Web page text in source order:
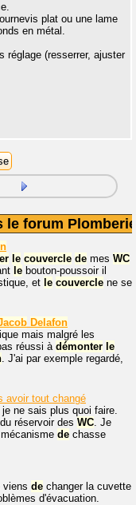
plat ou une lame
en métal.
réglage (resserrer, ajuster
le forum Plomberie
le couvercle de mes WC
le bouton-poussoir il
et le couvercle ne se
Delafon
mais malgré les
réussi àdémonter le
. J'ai par exemple regardé,
avoir tout changé
ne sais plus quoi faire.
réservoir des WC. Je
de chasse
viens de changer la cuvette
d'évacuation.